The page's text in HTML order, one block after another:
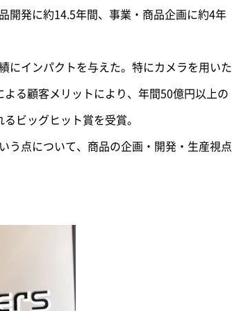
開発に約14.5年間、事業・商品企画に約4年
にインパクトを与えた。特にカメラを用いた
る顧客メリットにより、年間50億円以上の
ビッグヒット賞を受賞。
う点について、商品の企画・開発・生産視点